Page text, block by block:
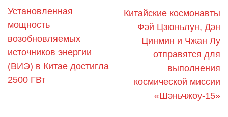
Установленная
мощность
возобновляемых
источников энергии
(ВИЭ) в Китае достигла
2500 ГВт
Китайские космонавты
Фэй Цзюньлун, Дэн
Цинмин и Чжан Лу
отправятся для
выполнения
космической миссии
«Шэньчжоу-15»